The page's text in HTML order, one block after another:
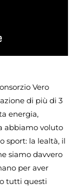
Vero
di più di 3
energia,
abbiamo voluto
sport: la lealtà, il
siamo davvero
per aver
tutti questi